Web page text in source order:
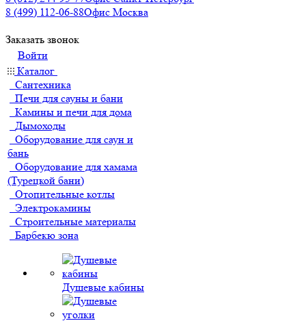
8 (499) 112-06-88Офис Москва
Заказать звонок
Войти
Каталог
Сантехника
Печи для сауны и бани
Камины и печи для дома
Дымоходы
Оборудование для саун и
бань
Оборудование для хамама
(Турецкой бани)
Отопительные котлы
Электрокамины
Строительные материалы
Барбекю зона
Душевые кабины